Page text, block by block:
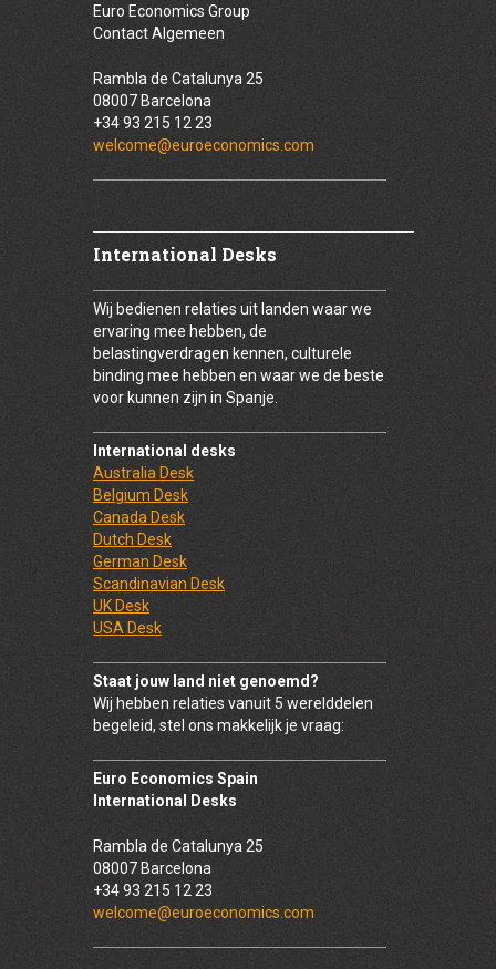
Euro Economics Group
Contact Algemeen
Rambla de Catalunya 25
08007 Barcelona
+34 93 215 12 23
welcome@euroeconomics.com
International Desks
Wij bedienen relaties uit landen waar we
ervaring mee hebben, de
belastingverdragen kennen, culturele
binding mee hebben en waar we de beste
voor kunnen zijn in Spanje.
International desks
Australia Desk
Belgium Desk
Canada Desk
Dutch Desk
German Desk
Scandinavian Desk
UK Desk
USA Desk
Staat jouw land niet genoemd?
Wij hebben relaties vanuit 5 werelddelen
begeleid, stel ons makkelijk je vraag:
Euro Economics Spain
International Desks
Rambla de Catalunya 25
08007 Barcelona
+34 93 215 12 23
welcome@euroeconomics.com